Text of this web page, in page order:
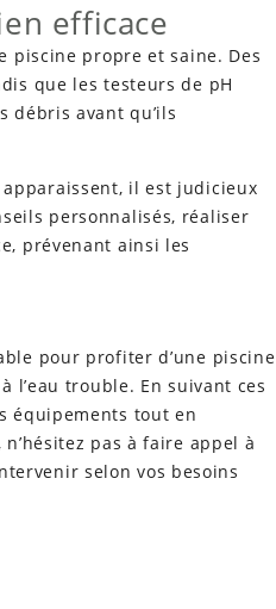
efficace
piscine propre et saine. Des
que les testeurs de pH
débris avant qu’ils
il est judicieux
personnalisés, réaliser
prévenant ainsi les
pour profiter d’une piscine
l’eau trouble. En suivant ces
équipements tout en
pas à faire appel à
selon vos besoins